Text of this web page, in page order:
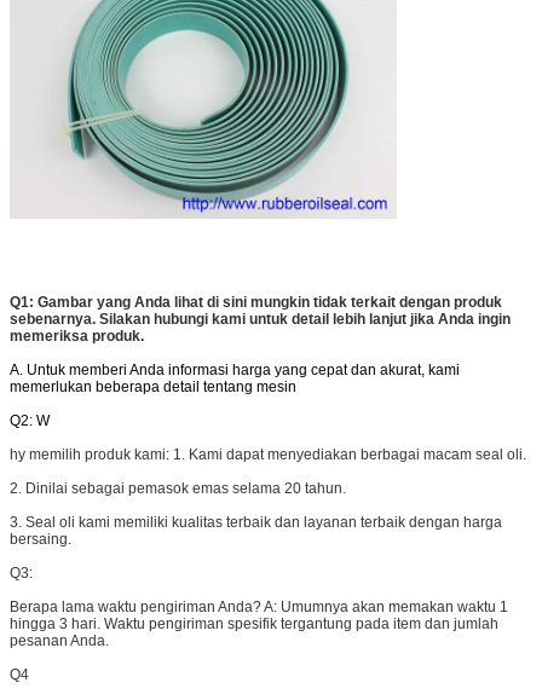
Q1: Gambar yang Anda lihat di sini mungkin tidak terkait dengan produk
sebenarnya. Silakan hubungi kami untuk detail lebih lanjut jika Anda ingin
memeriksa produk.
A. Untuk memberi Anda informasi harga yang cepat dan akurat, kami
memerlukan beberapa detail tentang mesin
Q2: W
hy memilih produk kami: 1. Kami dapat menyediakan berbagai macam seal oli.
2. Dinilai sebagai pemasok emas selama 20 tahun.
3. Seal oli kami memiliki kualitas terbaik dan layanan terbaik dengan harga
bersaing.
Q3:
Berapa lama waktu pengiriman Anda?A: Umumnya akan memakan waktu 1
hingga 3 hari. Waktu pengiriman spesifik tergantung pada item dan jumlah
pesanan Anda.
Q4